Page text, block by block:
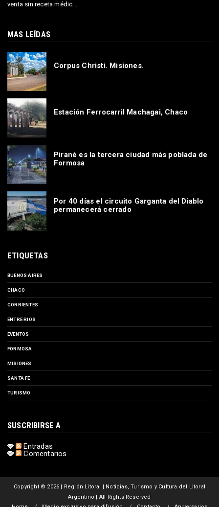
venta sin receta médic...
MAS LEÍDAS
Corpus Christi. Misiones.
Estación Ferrocarril Machagai, Chaco
Pirané es la tercera ciudad más poblada de
Formosa
Por 40 días el circuito Garganta del Diablo
permanecerá cerrado
ETIQUETAS
BUENOS AIRES
CHACO
CORRIENTES
ENTRE RIOS
EVENTOS
FORMOSA
MISIONES
SANTA FE
TURISMO
SUSCRIBIRSE A
Entradas
Comentarios
Copyright © 2026 | Región Litoral | Noticias, Turismo y Cultura del Litoral
Argentino | All Rights Reserved